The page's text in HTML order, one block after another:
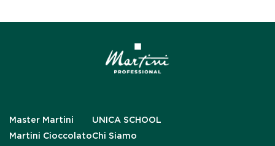
Master Martini
Martini Cioccolato
UNICA SCHOOL
Chi Siamo